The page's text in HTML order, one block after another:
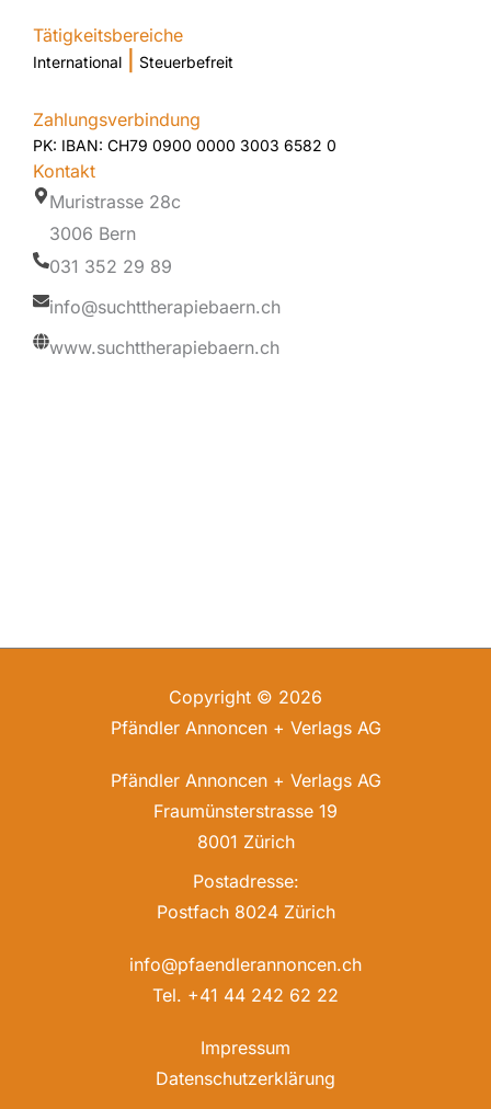
Tätigkeitsbereiche
International Steuerbefreit
Zahlungsverbindung
PK: IBAN: CH79 0900 0000 3003 6582 0
Kontakt
Muristrasse 28c
3006 Bern
031 352 29 89
info@suchttherapiebaern.ch
www.suchttherapiebaern.ch
Copyright © 2026
Pfändler Annoncen + Verlags AG
Pfändler Annoncen + Verlags AG
Fraumünsterstrasse 19
8001 Zürich
Postadresse:
Postfach 8024 Zürich
info@pfaendlerannoncen.ch
Tel. +41 44 242 62 22
Impressum
Datenschutzerklärung